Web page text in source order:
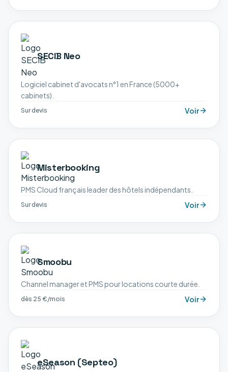
SECIB Neo
Logiciel cabinet d'avocats n°1 en France (5000+
cabinets).
Sur devis Voir
Misterbooking
PMS Cloud français leader des hôtels indépendants.
Sur devis Voir
Smoobu
Channel manager et PMS pour locations courte durée.
dès 25 €/mois Voir
eSeason (Septeo)